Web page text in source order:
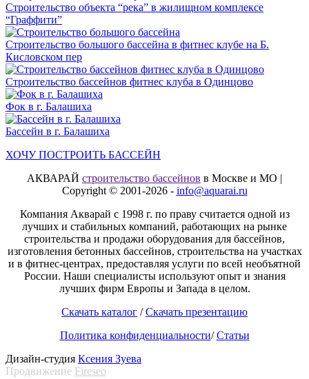
Строительство объекта “река” в жилищном комплексе
“Граффити”
Строительство большого бассейна в фитнес клубе на Б.
Кисловском пер
Строительство бассейнов фитнес клуба в Одинцово
Фок в г. Балашиха
Бассейн в г. Балашиха
ХОЧУ ПОСТРОИТЬ БАССЕЙН
АКВАРАЙ строительство бассейнов в Москве и МО |
Copyright © 2001-2026 - info@aquarai.ru
Компания Акварай с 1998 г. по праву считается одной из
лучших и стабильных компаний, работающих на рынке
строительства и продажи оборудования для бассейнов,
изготовления бетонных бассейнов, строительства на участках
и в фитнес-центрах, предоставляя услуги по всей необъятной
России. Наши специалисты используют опыт и знания
лучших фирм Европы и Запада в целом.
Скачать каталог / Скачать презентацию
Политика конфиденциальности/Статьи
Дизайн-студия Ксения Зуева
Продвижение Fireseo